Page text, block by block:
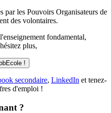
par les Pouvoirs Organisateurs de
des volontaires.
fondamental,
plus,
!
secondaire, LinkedIn et tenez-
d'emploi !
?